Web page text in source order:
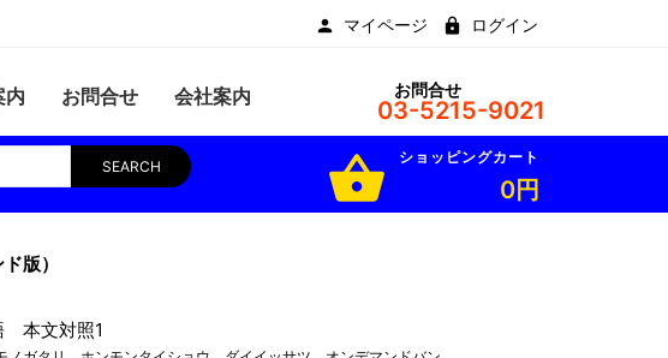
マイページ ログイン
内 お問合せ 会社案内 お問合せ
03-5215-9021
SEARCH shopping_basket ショッピングカート
0円
版）
本文対照1